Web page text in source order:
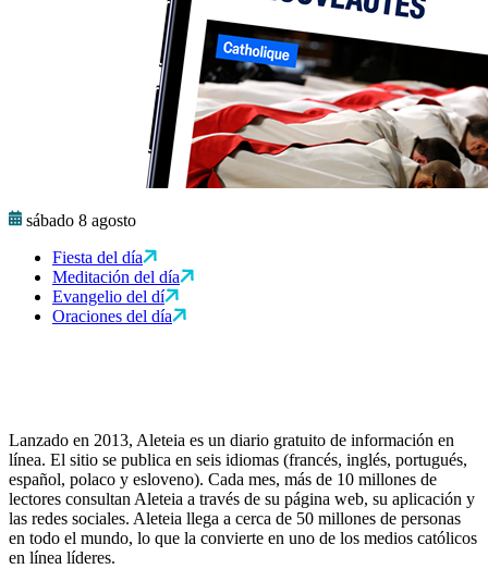
sábado 8 agosto
Fiesta del día
Meditación del día
Evangelio del dí
Oraciones del día
Lanzado en 2013, Aleteia es un diario gratuito de información en
línea. El sitio se publica en seis idiomas (francés, inglés, portugués,
español, polaco y esloveno). Cada mes, más de 10 millones de
lectores consultan Aleteia a través de su página web, su aplicación y
las redes sociales. Aleteia llega a cerca de 50 millones de personas
en todo el mundo, lo que la convierte en uno de los medios católicos
en línea líderes.